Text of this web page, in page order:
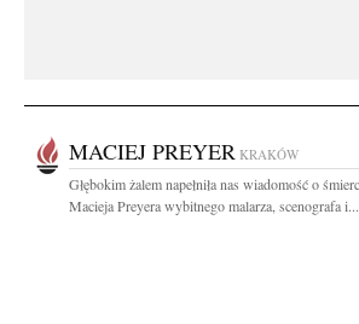
MACIEJ PREYER KRAKÓW
Głębokim żalem napełniła nas wiadomość o
Macieja Preyera wybitnego malarza, scenografa i...